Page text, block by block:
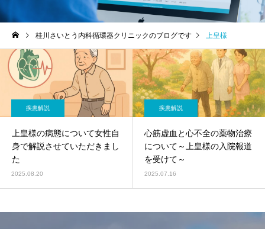
桂川さいとう内科循環器クリニックのブログです 上皇様
疾患解説
上皇様の病態について女性自
身で解説させていただきまし
た
2025.08.20
疾患解説
心筋虚血と心不全の薬物治療
について～上皇様の入院報道
を受けて～
2025.07.16